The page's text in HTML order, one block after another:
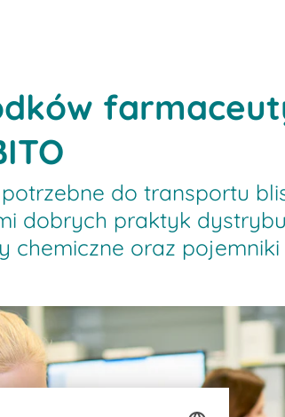
do transportu
dobrych praktyk
chemiczne oraz pojemniki